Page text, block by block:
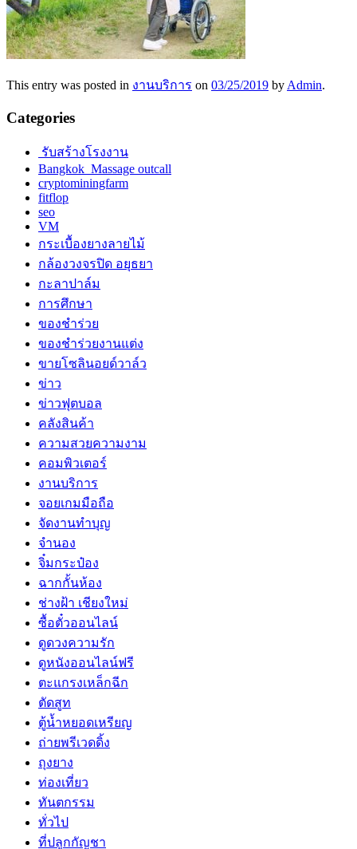
This entry was posted in งานบริการ on 03/25/2019 by Admin.
Categories
รับสร้างโรงงาน
Bangkok Massage outcall
cryptominingfarm
fitflop
seo
VM
กระเบื้องยางลายไม้
กล้องวงจรปิด อยุธยา
กะลาปาล์ม
การศึกษา
ของชำร่วย
ของชำร่วยงานแต่ง
ขายโซลินอยด์วาล์ว
ข่าว
ข่าวฟุตบอล
คลังสินค้า
ความสวยความงาม
คอมพิวเตอร์
งานบริการ
จอยเกมมือถือ
จัดงานทำบุญ
จำนอง
จิ๋มกระป๋อง
ฉากกั้นห้อง
ช่างฝ้า เชียงใหม่
ซื้อตั๋วออนไลน์
ดูดวงความรัก
ดูหนังออนไลน์ฟรี
ตะแกรงเหล็กฉีก
ตัดสูท
ตู้น้ำหยอดเหรียญ
ถ่ายพรีเวดดิ้ง
ถุงยาง
ท่องเที่ยว
ทันตกรรม
ทั่วไป
ที่ปลูกกัญชา